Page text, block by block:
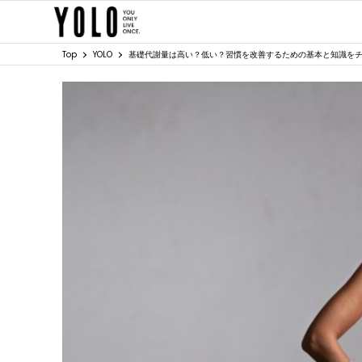
Top YOLO 基礎代謝量は高い？低い？習慣を改善するための基本と知識を